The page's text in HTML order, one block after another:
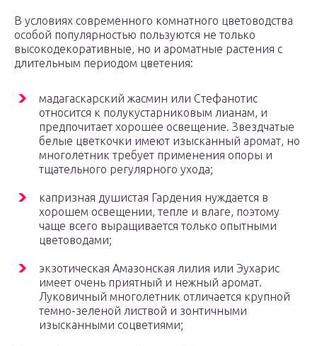
В условиях современного комнатного цветоводства
особой популярностью пользуются не только
высокодекоративные, но и ароматные растения с
длительным периодом цветения:
мадагаскарский жасмин или Стефанотис
относится к полукустарниковым лианам, и
предпочитает хорошее освещение. Звездчатые
белые цветкочки имеют изысканный аромат, но
многолетник требует применения опоры и
тщательного регулярного ухода;
капризная душистая Гардения нуждается в
хорошем освещении, тепле и влаге, поэтому
чаще всего выращивается только опытными
цветоводами;
экзотическая Амазонская лилия или Эухарис
имеет очень приятный и нежный аромат.
Луковичный многолетник отличается крупной
темно-зеленой листвой и зонтичными
изысканными соцветиями;